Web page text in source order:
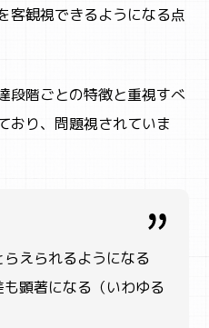
客観視できるようになる点
段階ごとの特徴と重視すべ
おり、問題視されていま
えられるようになる
顕著になる（いわゆる